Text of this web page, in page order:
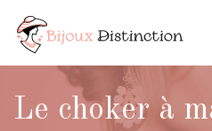
Le choker à